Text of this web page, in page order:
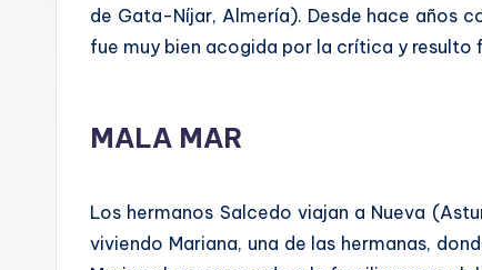
de Gata-Níjar, Almería). Desde hace años
fue muy bien acogida por la crítica y resulto
MALA MAR
Los hermanos Salcedo viajan a Nueva
viviendo Mariana, una de las hermanas,